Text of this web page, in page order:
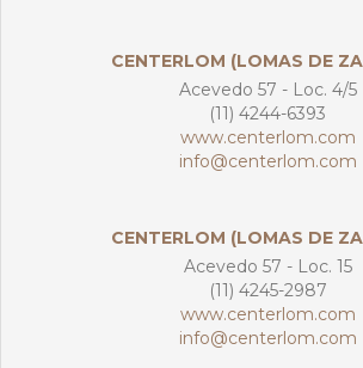
CENTERLOM (LOMAS DE
Acevedo 57 - Loc. 4/5
(11) 4244-6393
www.centerlom.com
info@centerlom.com
CENTERLOM (LOMAS DE
Acevedo 57 - Loc. 15
(11) 4245-2987
www.centerlom.com
info@centerlom.com